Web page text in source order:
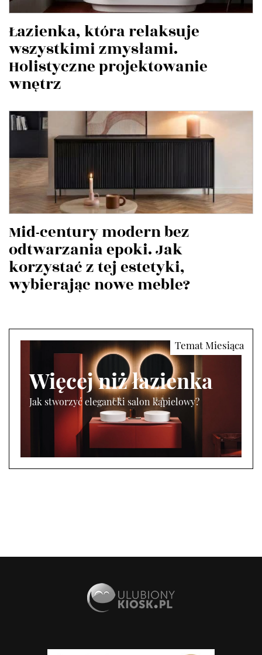
Łazienka, która relaksuje
wszystkimi zmysłami.
Holistyczne projektowanie
wnętrz
Mid-century modern bez
odtwarzania epoki. Jak
korzystać z tej estetyki,
wybierając nowe meble?
Więcej niż łazienka
Jak stworzyć elegancki salon kąpielowy?